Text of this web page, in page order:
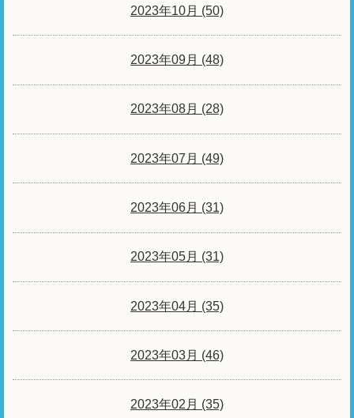
2023年10月 (50)
2023年09月 (48)
2023年08月 (28)
2023年07月 (49)
2023年06月 (31)
2023年05月 (31)
2023年04月 (35)
2023年03月 (46)
2023年02月 (35)